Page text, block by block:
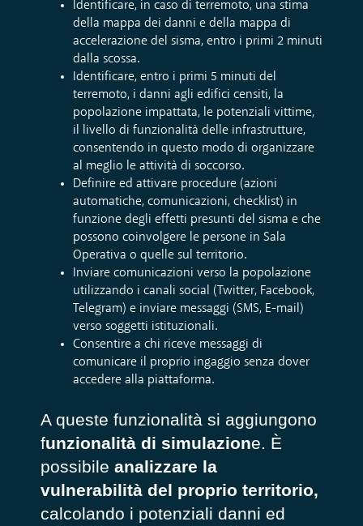
Identificare, in caso di terremoto, una stima
della mappa dei danni e della mappa di
accelerazione del sisma, entro i primi 2 minuti
dalla scossa.
Identificare, entro i primi 5 minuti del
terremoto, i danni agli edifici censiti, la
popolazione impattata, le potenziali vittime,
il livello di funzionalità delle infrastrutture,
consentendo in questo modo di organizzare
al meglio le attività di soccorso.
Definire ed attivare procedure (azioni
automatiche, comunicazioni, checklist) in
funzione degli effetti presunti del sisma e che
possono coinvolgere le persone in Sala
Operativa o quelle sul territorio.
Inviare comunicazioni verso la popolazione
utilizzando i canali social (Twitter, Facebook,
Telegram) e inviare messaggi (SMS, E-mail)
verso soggetti istituzionali.
Consentire a chi riceve messaggi di
comunicare il proprio ingaggio senza dover
accedere alla piattaforma.
A queste funzionalità si aggiungono
funzionalità di simulazione. È
possibile analizzare la
vulnerabilità del proprio territorio,
calcolando i potenziali danni ed